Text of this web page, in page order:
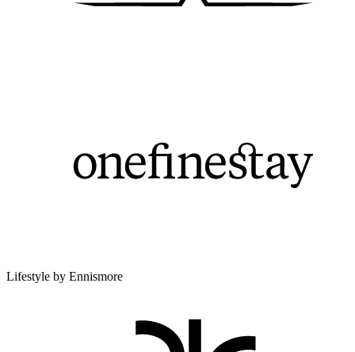
Lifestyle by Ennismore